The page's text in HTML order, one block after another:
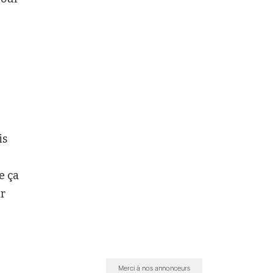
ça
Merci à nos annonceurs